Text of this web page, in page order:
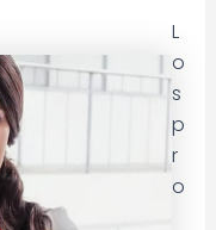
L
o
s
p
r
o